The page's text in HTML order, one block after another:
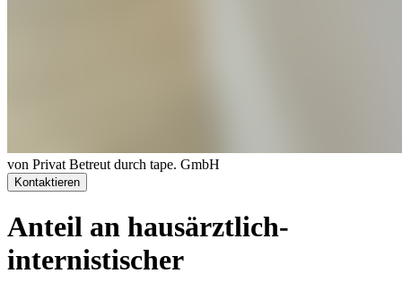
von Privat Betreut durch tape. GmbH
Kontaktieren
Anteil an hausärztlich-
internistischer